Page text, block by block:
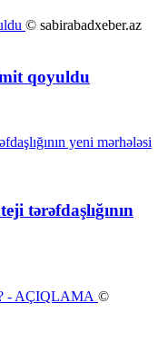
© sabirabadxeber.az
qoyuldu
tərəfdaşlığının
©